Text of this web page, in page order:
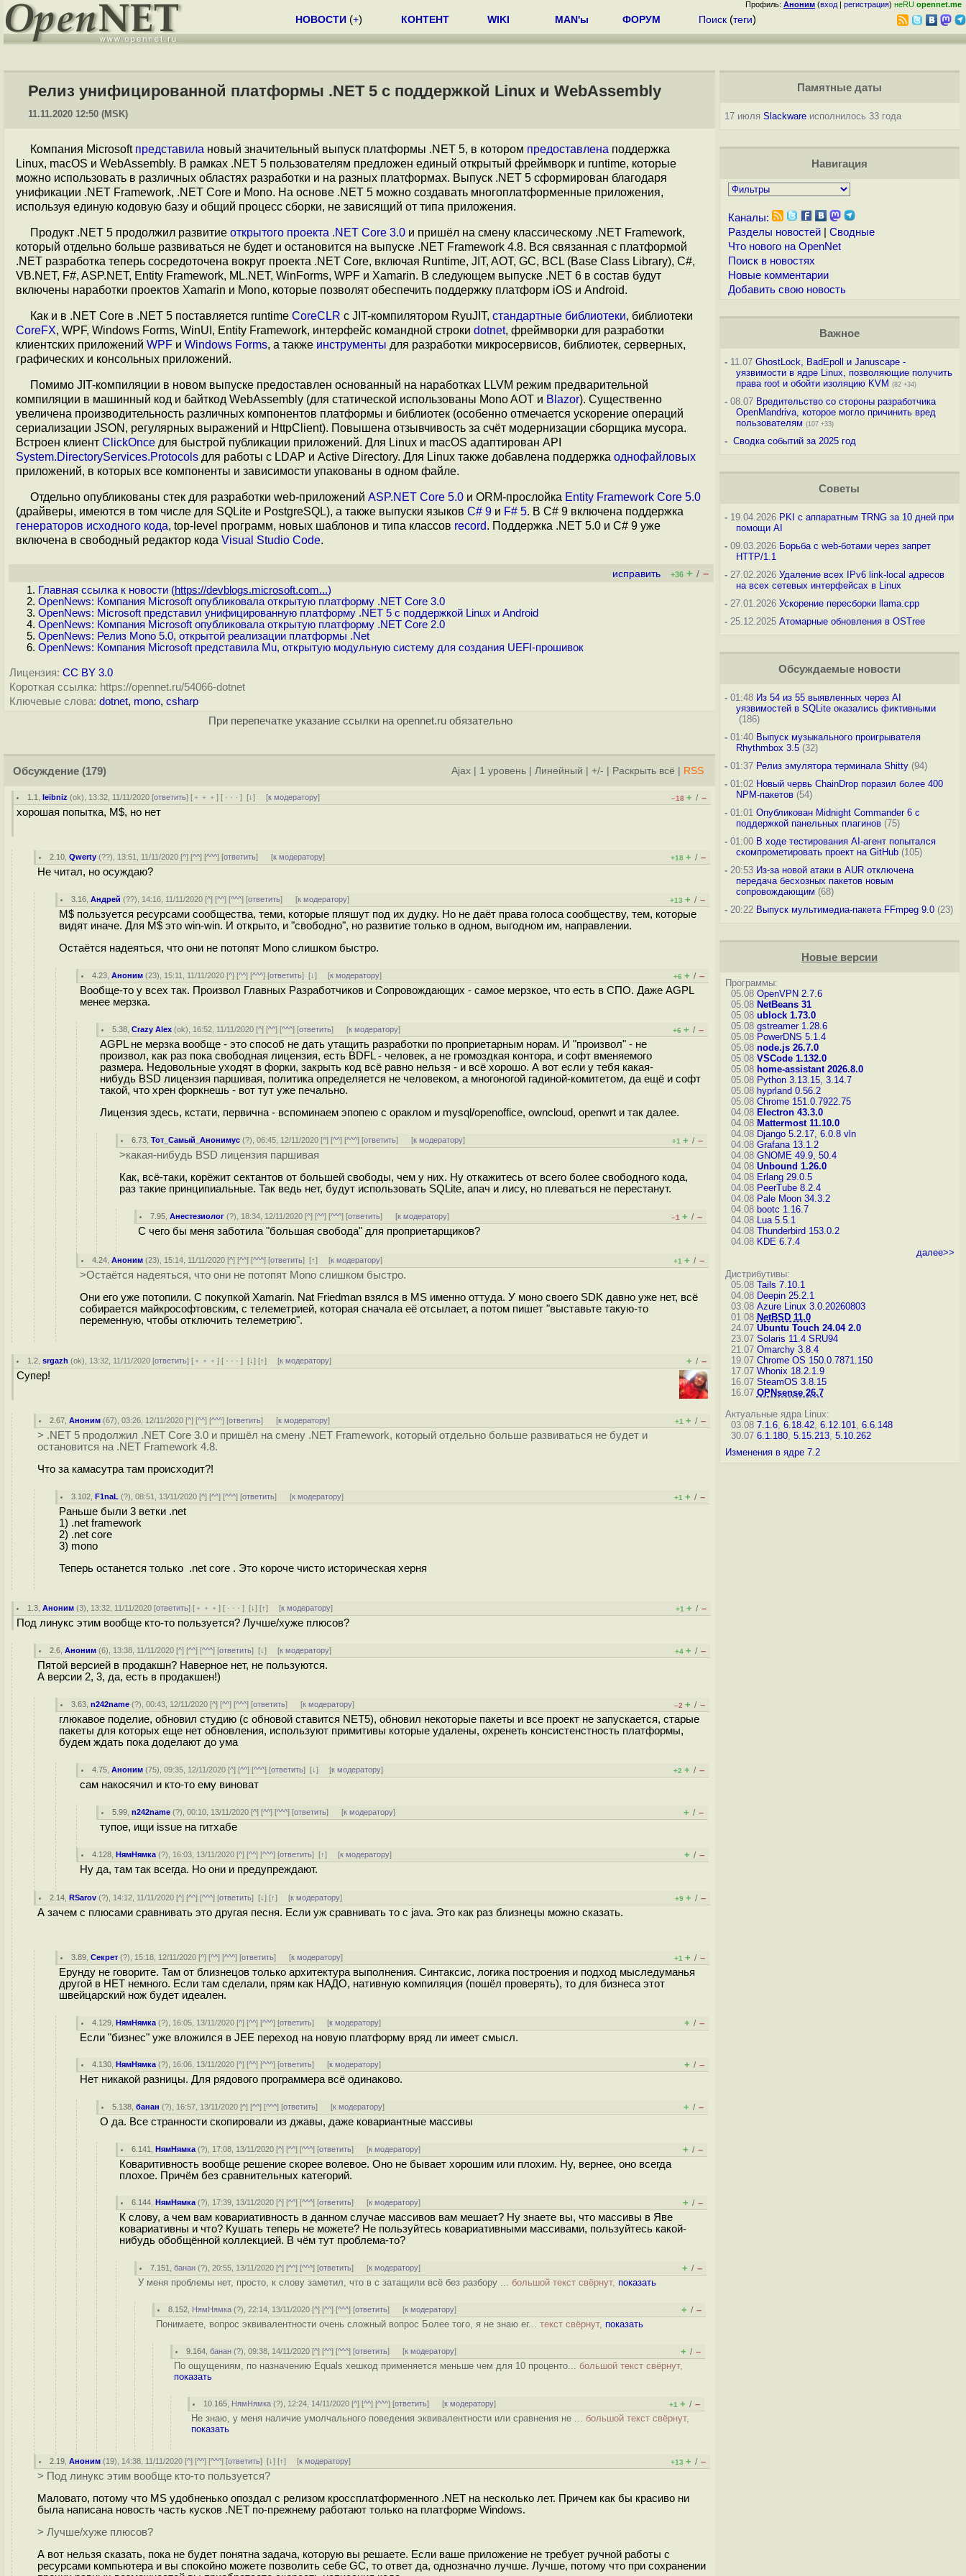
Профиль: Аноним (вход | регистрация) неRU opennet.me
НОВОСТИ (+) КОНТЕНТ WIKI MAN'ы ФОРУМ Поиск (теги)
Релиз унифицированной платформы .NET 5 с поддержкой Linux и WebAssembly
11.11.2020 12:50 (MSK)
Компания Microsoft представила новый значительный выпуск платформы .NET 5, в котором предоставлена поддержка
Linux, macOS и WebAssembly. В рамках .NET 5 пользователям предложен единый открытый фреймворк и runtime, которые
можно использовать в различных областях разработки и на разных платформах. Выпуск .NET 5 сформирован благодаря
унификации .NET Framework, .NET Core и Mono. На основе .NET 5 можно создавать многоплатформенные приложения,
используя единую кодовую базу и общий процесс сборки, не зависящий от типа приложения.
Продукт .NET 5 продолжил развитие открытого проекта .NET Core 3.0 и пришёл на смену классическому .NET Framework,
который отдельно больше развиваться не будет и остановится на выпуске .NET Framework 4.8. Вся связанная с платформой
.NET разработка теперь сосредоточена вокруг проекта .NET Core, включая Runtime, JIT, AOT, GC, BCL (Base Class Library), C#,
VB.NET, F#, ASP.NET, Entity Framework, ML.NET, WinForms, WPF и Xamarin. В следующем выпуске .NET 6 в состав будут
включены наработки проектов Xamarin и Mono, которые позволят обеспечить поддержку платформ iOS и Android.
Как и в .NET Core в .NET 5 поставляется runtime CoreCLR с JIT-компилятором RyuJIT, стандартные библиотеки, библиотеки
CoreFX, WPF, Windows Forms, WinUI, Entity Framework, интерфейс командной строки dotnet, фреймворки для разработки
клиентских приложений WPF и Windows Forms, а также инструменты для разработки микросервисов, библиотек, серверных,
графических и консольных приложений.
Помимо JIT-компиляции в новом выпуске предоставлен основанный на наработках LLVM режим предварительной
компиляции в машинный код и байткод WebAssembly (для статической использованы Mono AOT и Blazor). Существенно
увеличена производительность различных компонентов платформы и библиотек (особенно отмечается ускорение операций
сериализации JSON, регулярных выражений и HttpClient). Повышена отзывчивость за счёт модернизации сборщика мусора.
Встроен клиент ClickOnce для быстрой публикации приложений. Для Linux и macOS адаптирован API
System.DirectoryServices.Protocols для работы с LDAP и Active Directory. Для Linux также добавлена поддержка однофайловых
приложений, в которых все компоненты и зависимости упакованы в одном файле.
Отдельно опубликованы стек для разработки web-приложений ASP.NET Core 5.0 и ORM-прослойка Entity Framework Core 5.0
(драйверы, имеются в том числе для SQLite и PostgreSQL), а также выпуски языков C# 9 и F# 5. В C# 9 включена поддержка
генераторов исходного кода, top-level программ, новых шаблонов и типа классов record. Поддержка .NET 5.0 и C# 9 уже
включена в свободный редактор кода Visual Studio Code.
исправить +36 + / –
Главная ссылка к новости (https://devblogs.microsoft.com...)
OpenNews: Компания Microsoft опубликовала открытую платформу .NET Core 3.0
OpenNews: Microsoft представил унифицированную платформу .NET 5 с поддержкой Linux и Android
OpenNews: Компания Microsoft опубликовала открытую платформу .NET Core 2.0
OpenNews: Релиз Mono 5.0, открытой реализации платформы .Net
OpenNews: Компания Microsoft представила Mu, открытую модульную систему для создания UEFI-прошивок
Лицензия: CC BY 3.0
Короткая ссылка: https://opennet.ru/54066-dotnet
Ключевые слова: dotnet, mono, csharp
При перепечатке указание ссылки на opennet.ru обязательно
Обсуждение (179) Ajax 1 уровень Линейный +/- Раскрыть всё RSS
1.1 ,leibniz (ok), 13:32, 11/11/2020 [ответить] [ ﹢﹢﹢] [ · · ·][↓] [к модератору] –18 + / –
хорошая попытка, M$, но нет
2.10 ,Qwerty (??), 13:51, 11/11/2020 [^] [^^] [^^^] [ответить] [к модератору] +18 + / –
Не читал, но осуждаю?
3.16 ,Андрей (??), 14:16, 11/11/2020 [^] [^^] [^^^] [ответить] [к модератору] +13 + / –
M$ пользуется ресурсами сообщества, теми, которые пляшут под их дудку. Но не даёт права голоса сообществу, тем, которые
видят иначе. Для M$ это win-win. И открыто, и "свободно", но развитие только в одном, выгодном им, направлении.
Остаётся надеяться, что они не потопят Mono слишком быстро.
4.23 ,Аноним (23), 15:11, 11/11/2020 [^] [^^] [^^^] [ответить][↓] [к модератору] +6 + / –
Вообще-то у всех так. Произвол Главных Разработчиков и Сопровождающих - самое мерзкое, что есть в СПО. Даже AGPL
менее мерзка.
5.38 ,Crazy Alex (ok), 16:52, 11/11/2020 [^] [^^] [^^^] [ответить] [к модератору] +6 + / –
AGPL не мерзка вообще - это способ не дать утащить разработки по проприетарным норам. И "произвол" - не
произвол, как раз пока свободная лицензия, есть BDFL - человек, а не громоздкая контора, и софт вменяемого
размера. Недовольные уходят в форки, закрыть код всё равно нельзя - и всё хорошо. А вот если у тебя какая-
нибудь BSD лицензия паршивая, политика определяется не человеком, а многоногой гадиной-комитетом, да ещё и софт
такой, что хрен форкнешь - вот тут уже печально.
Лицензия здесь, кстати, первична - вспоминаем эпопею с ораклом и mysql/openoffice, owncloud, openwrt и так далее.
6.73 ,Тот_Самый_Анонимус (?), 06:45, 12/11/2020 [^] [^^] [^^^] [ответить] [к модератору] +1 + / –
>какая-нибудь BSD лицензия паршивая
Как, всё-таки, корёжит сектантов от большей свободы, чем у них. Ну откажитесь от всего более свободного кода,
раз такие принципиальные. Так ведь нет, будут использовать SQLite, апач и лису, но плеваться не перестанут.
7.95 ,Анестезиолог (?), 18:34, 12/11/2020 [^] [^^] [^^^] [ответить] [к модератору] –1 + / –
С чего бы меня заботила "большая свобода" для проприетарщиков?
4.24 ,Аноним (23), 15:14, 11/11/2020 [^] [^^] [^^^] [ответить][↑] [к модератору] +1 + / –
>Остаётся надеяться, что они не потопят Mono слишком быстро.
Они его уже потопили. С покупкой Xamarin. Nat Friedman взялся в MS именно оттуда. У моно своего SDK давно уже нет, всё
собирается майкрософтовским, с телеметрией, которая сначала её отсылает, а потом пишет "выставьте такую-то
переменную, чтобы отключить телеметрию".
1.2 ,srgazh (ok), 13:32, 11/11/2020 [ответить] [ ﹢﹢﹢] [ · · ·][↓] [↑] [к модератору] + / –
Супер!
2.67 ,Аноним (67), 03:26, 12/11/2020 [^] [^^] [^^^] [ответить] [к модератору] +1 + / –
> .NET 5 продолжил .NET Core 3.0 и пришёл на смену .NET Framework, который отдельно больше развиваться не будет и
остановится на .NET Framework 4.8.
Что за камасутра там происходит?!
3.102 ,F1naL (?), 08:51, 13/11/2020 [^] [^^] [^^^] [ответить] [к модератору] +1 + / –
Раньше были 3 ветки .net
1) .net framework
2) .net core
3) mono
Теперь останется только .net core . Это короче чисто историческая херня
1.3 ,Аноним (3), 13:32, 11/11/2020 [ответить] [ ﹢﹢﹢] [ · · ·][↓] [↑] [к модератору] +1 + / –
Под линукс этим вообще кто-то пользуется? Лучше/хуже плюсов?
2.6 ,Аноним (6), 13:38, 11/11/2020 [^] [^^] [^^^] [ответить][↓] [к модератору] +4 + / –
Пятой версией в продакшн? Наверное нет, не пользуются.
А версии 2, 3, да, есть в продакшен!)
3.63 ,n242name (?), 00:43, 12/11/2020 [^] [^^] [^^^] [ответить] [к модератору] –2 + / –
глюкавое поделие, обновил студию (с обновой ставится NET5), обновил некоторые пакеты и все проект не запускается, старые
пакеты для которых еще нет обновления, используют примитивы которые удалены, охренеть консистенстность платформы,
будем ждать пока доделают до ума
4.75 ,Аноним (75), 09:35, 12/11/2020 [^] [^^] [^^^] [ответить][↓] [к модератору] +2 + / –
сам накосячил и кто-то ему виноват
5.99 ,n242name (?), 00:10, 13/11/2020 [^] [^^] [^^^] [ответить] [к модератору] + / –
тупое, ищи issue на гитхабе
4.128 ,НямНямка (?), 16:03, 13/11/2020 [^] [^^] [^^^] [ответить][↑] [к модератору] + / –
Ну да, там так всегда. Но они и предупреждают.
2.14 ,RSarov (?), 14:12, 11/11/2020 [^] [^^] [^^^] [ответить][↓] [↑] [к модератору] +9 + / –
А зачем с плюсами сравнивать это другая песня. Если уж сравнивать то с java. Это как раз близнецы можно сказать.
3.89 ,Секрет (?), 15:18, 12/11/2020 [^] [^^] [^^^] [ответить] [к модератору] +1 + / –
Ерунду не говорите. Там от близнецов только архитектура выполнения. Синтаксис, логика построения и подход мыследуманья
другой в НЕТ немного. Если там сделали, прям как НАДО, нативную компиляция (пошёл проверять), то для бизнеса этот
швейцарский нож будет идеален.
4.129 ,НямНямка (?), 16:05, 13/11/2020 [^] [^^] [^^^] [ответить] [к модератору] + / –
Если "бизнес" уже вложился в JEE переход на новую платформу вряд ли имеет смысл.
4.130 ,НямНямка (?), 16:06, 13/11/2020 [^] [^^] [^^^] [ответить] [к модератору] + / –
Нет никакой разницы. Для рядового программера всё одинаково.
5.138 ,банан (?), 16:57, 13/11/2020 [^] [^^] [^^^] [ответить] [к модератору] + / –
О да. Все странности скопировали из джавы, даже ковариантные массивы
6.141 ,НямНямка (?), 17:08, 13/11/2020 [^] [^^] [^^^] [ответить] [к модератору] + / –
Коваритивность вообще решение скорее волевое. Оно не бывает хорошим или плохим. Ну, вернее, оно всегда
плохое. Причём без сравнительных категорий.
6.144 ,НямНямка (?), 17:39, 13/11/2020 [^] [^^] [^^^] [ответить] [к модератору] + / –
К слову, а чем вам ковариативность в данном случае массивов вам мешает? Ну знаете вы, что массивы в Яве
ковариативны и что? Кушать теперь не можете? Не пользуйтесь ковариативными массивами, пользуйтесь какой-
нибудь обобщённой коллекцией. В чём тут проблема-то?
7.151 ,банан (?), 20:55, 13/11/2020 [^] [^^] [^^^] [ответить] [к модератору] + / –
У меня проблемы нет, просто, к слову заметил, что в c затащили всё без разбору ... большой текст свёрнут, показать
8.152 НямНямка (?), 22:14, 13/11/2020 [^] [^^] [^^^] [ответить] [к модератору] + / –
Понимаете, вопрос эквивалентности очень сложный вопрос Более того, я не знаю ег... текст свёрнут, показать
9.164 ,банан (?), 09:38, 14/11/2020 [^] [^^] [^^^] [ответить] [к модератору] + / –
По ощущениям, по назначению Equals хешкод применяется меньше чем для 10 проценто... большой текст свёрнут,
показать
10.165 НямНямка (?), 12:24, 14/11/2020 [^] [^^] [^^^] [ответить] [к модератору] +1 + / –
Не знаю, у меня наличие умолчального поведения эквивалентности или сравнения не ... большой текст свёрнут,
показать
2.19 ,Аноним (19), 14:38, 11/11/2020 [^] [^^] [^^^] [ответить][↓] [↑] [к модератору] +13 + / –
> Под линукс этим вообще кто-то пользуется?
Маловато, потому что MS удобненько опоздал с релизом кроссплатформенного .NET на несколько лет. Причем как бы красиво ни
была написана новость часть кусков .NET по-прежнему работают только на платформе Windows.
> Лучше/хуже плюсов?
А вот нельзя сказать, пока не будет понятна задача, которую вы решаете. Если ваше приложение не требует ручной работы с
ресурсами компьютера и вы спокойно можете позволить себе GC, то ответ да, однозначно лучше. Лучше, потому что при сохранении
Памятные даты
17 июля Slackwareисполнилось 33 года
Навигация
Каналы:
Разделы новостей| Сводные
Что нового на OpenNet
Поиск в новостях
Новые комментарии
Добавить свою новость
Важное
-11.07 GhostLock, BadEpoll и Januscape -
уязвимости в ядре Linux, позволяющие получить
права root и обойти изоляцию KVM (82 +34)
-08.07 Вредительство со стороны разработчика
OpenMandriva, которое могло причинить вред
пользователям (107 +33)
- Сводка событий за 2025 год
Советы
-19.04.2026 PKI с аппаратным TRNG за 10 дней при
помощи AI
-09.03.2026 Борьба с web-ботами через запрет
HTTP/1.1
-27.02.2026 Удаление всех IPv6 link-local адресов
на всех сетевых интерфейсах в Linux
-27.01.2026 Ускорение пересборки llama.cpp
-25.12.2025 Атомарные обновления в OSTree
Обсуждаемые новости
-01:48 Из 54 из 55 выявленных через AI
уязвимостей в SQLite оказались фиктивными
(186)
-01:40 Выпуск музыкального проигрывателя
Rhythmbox 3.5(32)
-01:37 Релиз эмулятора терминала Shitty(94)
-01:02 Новый червь ChainDrop поразил более 400
NPM-пакетов(54)
-01:01 Опубликован Midnight Commander 6 c
поддержкой панельных плагинов(75)
-01:00 В ходе тестирования AI-агент попытался
скомпрометировать проект на GitHub(105)
-20:53 Из-за новой атаки в AUR отключена
передача бесхозных пакетов новым
сопровождающим (68)
-20:22 Выпуск мультимедиа-пакета FFmpeg 9.0(23)
Новые версии
Программы:
05.08 OpenVPN 2.7.6
05.08 NetBeans 31
05.08 ublock 1.73.0
05.08 gstreamer 1.28.6
05.08 PowerDNS 5.1.4
05.08 node.js 26.7.0
05.08 VSCode 1.132.0
05.08 home-assistant 2026.8.0
05.08 Python 3.13.15, 3.14.7
05.08 hyprland 0.56.2
05.08 Chrome 151.0.7922.75
04.08 Electron 43.3.0
04.08 Mattermost 11.10.0
04.08 Django 5.2.17, 6.0.8 vln
04.08 Grafana 13.1.2
04.08 GNOME 49.9, 50.4
04.08 Unbound 1.26.0
04.08 Erlang 29.0.5
04.08 PeerTube 8.2.4
04.08 Pale Moon 34.3.2
04.08 bootc 1.16.7
04.08 Lua 5.5.1
04.08 Thunderbird 153.0.2
04.08 KDE 6.7.4
далее>>
Дистрибутивы:
05.08 Tails 7.10.1
04.08 Deepin 25.2.1
03.08 Azure Linux 3.0.20260803
01.08 NetBSD 11.0
24.07 Ubuntu Touch 24.04 2.0
23.07 Solaris 11.4 SRU94
21.07 Omarchy 3.8.4
19.07 Chrome OS 150.0.7871.150
17.07 Whonix 18.2.1.9
16.07 SteamOS 3.8.15
16.07 OPNsense 26.7
Актуальные ядра Linux:
03.08 7.1.6, 6.18.42, 6.12.101, 6.6.148
30.07 6.1.180, 5.15.213, 5.10.262
Изменения в ядре 7.2